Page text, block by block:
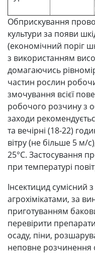
Обприскування
культури за появи
(економічний поріг
з використанням
домагаючись
частин рослин
змочування всієї
робочого розчину з
заходи
та вечірні (18-22)
вітру (не більше 5 м/
25°С. Застосування
при температурі
Інсектицид сумісний
агрохімікатами, за
приготуванням
перевірити препарати
осаду, піни,
неповне розчинення